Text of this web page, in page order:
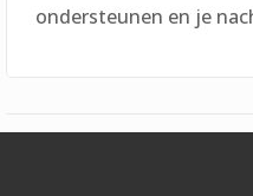
ondersteunen en je